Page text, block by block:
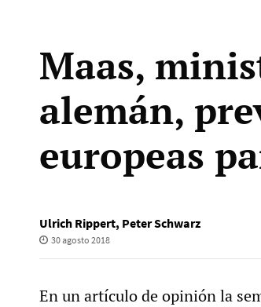
Maas,
alemán,
europeas
Ulrich Rippert, Peter Schwarz
30 agosto 2018
En un artículo de opinión la